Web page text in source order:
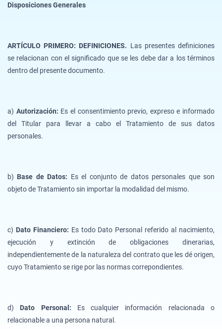
Disposiciones Generales
ARTÍCULO PRIMERO: DEFINICIONES. Las presentes definiciones
se relacionan con el significado que se les debe dar a los términos
dentro del presente documento.
a) Autorización: Es el consentimiento previo, expreso e informado
del Titular para llevar a cabo el Tratamiento de sus datos
personales.
b) Base de Datos: Es el conjunto de datos personales que son
objeto de Tratamiento sin importar la modalidad del mismo.
c) Dato Financiero: Es todo Dato Personal referido al nacimiento,
ejecución y extinción de obligaciones dinerarias,
independientemente de la naturaleza del contrato que les dé origen,
cuyo Tratamiento se rige por las normas correpondientes.
d) Dato Personal: Es cualquier información relacionada o
relacionable a una persona natural.